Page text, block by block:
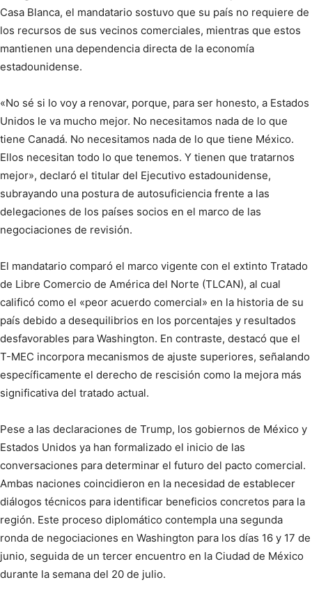
Casa Blanca, el mandatario sostuvo que su país no requiere de
los recursos de sus vecinos comerciales, mientras que estos
mantienen una dependencia directa de la economía
estadounidense.
«No sé si lo voy a renovar, porque, para ser honesto, a Estados
Unidos le va mucho mejor. No necesitamos nada de lo que
tiene Canadá. No necesitamos nada de lo que tiene México.
Ellos necesitan todo lo que tenemos. Y tienen que tratarnos
mejor», declaró el titular del Ejecutivo estadounidense,
subrayando una postura de autosuficiencia frente a las
delegaciones de los países socios en el marco de las
negociaciones de revisión.
El mandatario comparó el marco vigente con el extinto Tratado
de Libre Comercio de América del Norte (TLCAN), al cual
calificó como el «peor acuerdo comercial» en la historia de su
país debido a desequilibrios en los porcentajes y resultados
desfavorables para Washington. En contraste, destacó que el
T-MEC incorpora mecanismos de ajuste superiores, señalando
específicamente el derecho de rescisión como la mejora más
significativa del tratado actual.
Pese a las declaraciones de Trump, los gobiernos de México y
Estados Unidos ya han formalizado el inicio de las
conversaciones para determinar el futuro del pacto comercial.
Ambas naciones coincidieron en la necesidad de establecer
diálogos técnicos para identificar beneficios concretos para la
región. Este proceso diplomático contempla una segunda
ronda de negociaciones en Washington para los días 16 y 17 de
junio, seguida de un tercer encuentro en la Ciudad de México
durante la semana del 20 de julio.